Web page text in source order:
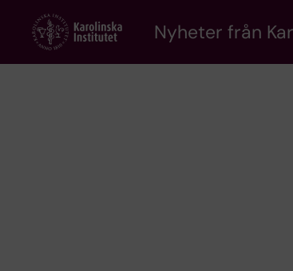
content
Nyheter från